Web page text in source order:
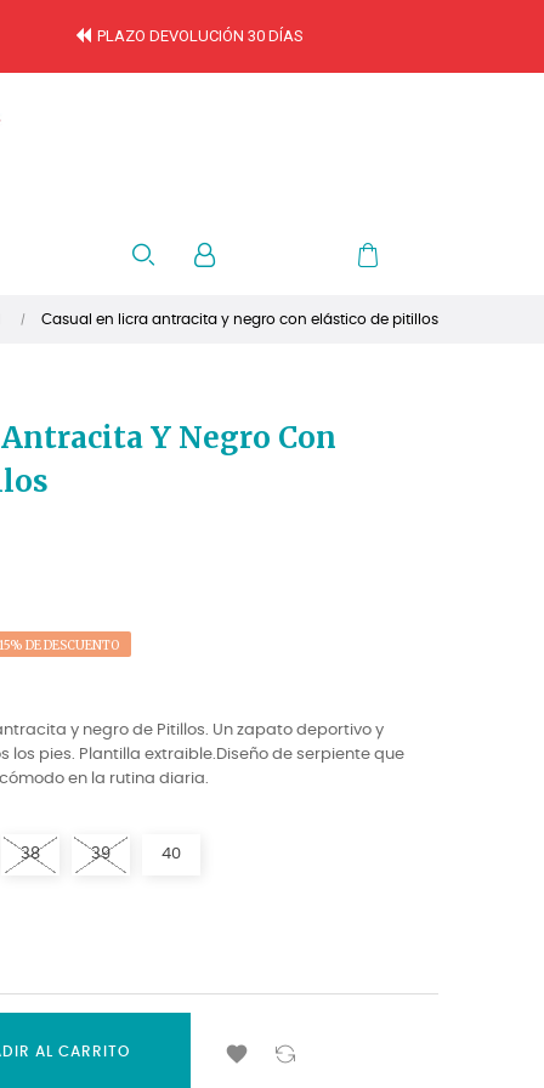
PLAZO DEVOLUCIÓN 30 DÍAS
Casual en licra antracita y negro con elástico de pitillos
Y Negro Con
15% DE DESCUENTO
y negro de Pitillos. Un zapato deportivo y
pies. Plantilla extraible.Diseño de serpiente que
en la rutina diaria.
38 39 40
AL CARRITO 